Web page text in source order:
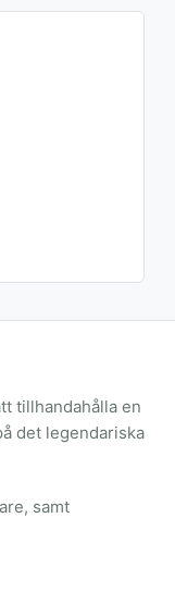
tillhandahålla en
det legendariska
samt